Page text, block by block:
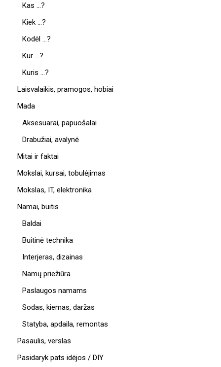
Kas …?
Kiek …?
Kodėl …?
Kur …?
Kuris …?
Laisvalaikis, pramogos, hobiai
Mada
Aksesuarai, papuošalai
Drabužiai, avalynė
Mitai ir faktai
Mokslai, kursai, tobulėjimas
Mokslas, IT, elektronika
Namai, buitis
Baldai
Buitinė technika
Interjeras, dizainas
Namų priežiūra
Paslaugos namams
Sodas, kiemas, daržas
Statyba, apdaila, remontas
Pasaulis, verslas
Pasidaryk pats idėjos / DIY